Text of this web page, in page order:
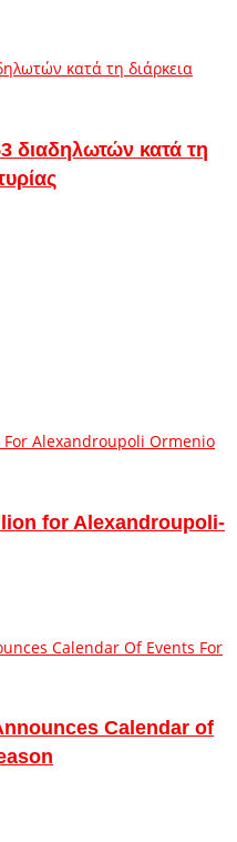
διαδηλωτών κατά τη
for Alexandroupoli-
Calendar of